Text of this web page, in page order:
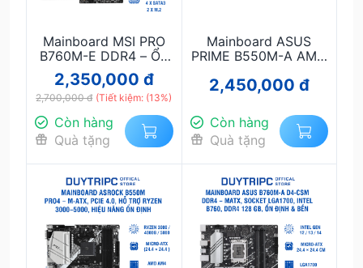
Mainboard MSI PRO
B760M-E DDR4 – Ổn
định, bền bỉ, tối ưu
cho Intel Gen 12/13/14
2,350,000 đ
2,700,000 đ (Tiết kiệm: (13%)
Còn hàng
Quà tặng
Mainboard ASUS
PRIME B550M-A AMD
DDR4 M.2 NVMe PCIe
4.0 Chính Hãng
2,450,000 đ
Còn hàng
Quà tặng